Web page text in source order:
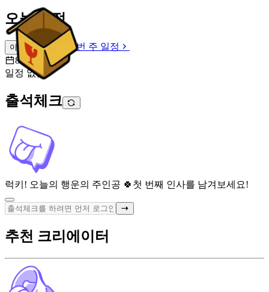
오늘 일정
이번 주 일정
이번 주 일정
8월 9일 [일]
일정 없음
출석체크
럭키! 오늘의 행운의 주인공 🍀 첫 번째 인사를 남겨보세요!
추천 크리에이터